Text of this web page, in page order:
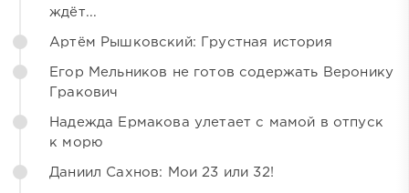
ждёт...
Артём Рышковский: Грустная история
Егор Мельников не готов содержать Веронику
Гракович
Надежда Ермакова улетает с мамой в отпуск
к морю
Даниил Сахнов: Мои 23 или 32!